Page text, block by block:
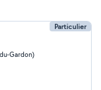
Particulier
Gardon)